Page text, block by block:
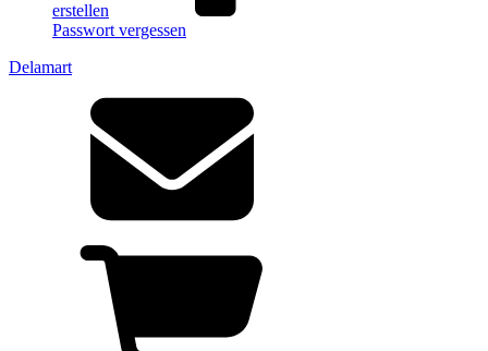
erstellen
Passwort vergessen
Delamart